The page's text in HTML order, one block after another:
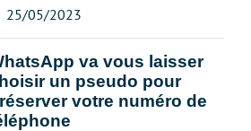
25/05/2023
va vous laisser
un pseudo pour
votre numéro de